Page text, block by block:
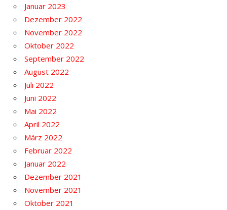
Januar 2023
Dezember 2022
November 2022
Oktober 2022
September 2022
August 2022
Juli 2022
Juni 2022
Mai 2022
April 2022
März 2022
Februar 2022
Januar 2022
Dezember 2021
November 2021
Oktober 2021